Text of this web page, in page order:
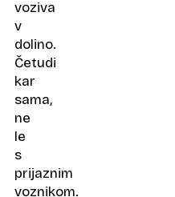
voziva
v
dolino.
Četudi
kar
sama,
ne
le
s
prijaznim
voznikom.